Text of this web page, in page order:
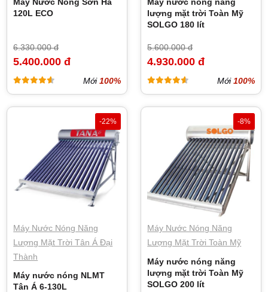
120L ECO
6.330.000 đ
5.400.000 đ
Mới100%
lượng mặt trời Toàn Mỹ
SOLGO 180 lít
5.600.000 đ
4.930.000 đ
Mới100%
-22%
Máy Nước Nóng Năng
Lượng Mặt Trời Tân Á Đại
Thành
Máy nước nóng NLMT
Tân Á 6-130L
-8%
Máy Nước Nóng Năng
Lượng Mặt Trời Toàn Mỹ
Máy nước nóng năng
lượng mặt trời Toàn Mỹ
SOLGO 200 lít